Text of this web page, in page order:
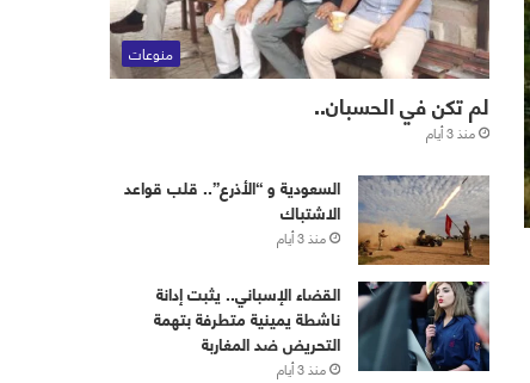
منوعات
لم تكن في الحسبان..
منذ 3 أيام
‏⁧‫السعودية‬⁩ و “الأذرع”.. قلب قواعد
الاشتباك
منذ 3 أيام
القضاء الإسباني.. يثبت إدانة
ناشطة يمينية متطرفة بتهمة
التحريض ضد المغاربة
منذ 3 أيام